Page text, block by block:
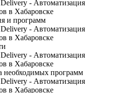
и программ
необходимых программ